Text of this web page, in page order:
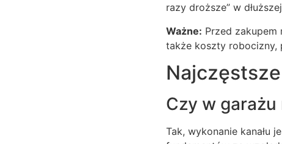
razy droższe” w
Ważne: Przed zakupem
także koszty robocizny,
Czy w
Tak, wykonanie kanału